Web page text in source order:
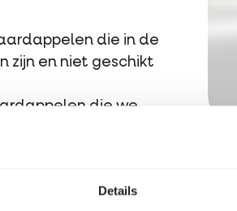
Details
die in de
zijn en niet geschikt
die we
verwerkte
gebruikt in